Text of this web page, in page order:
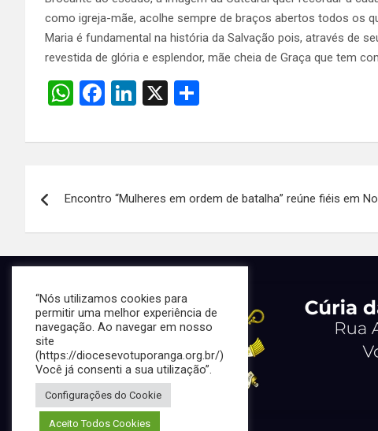
como igreja-mãe, acolhe sempre de braços abertos todos os
Maria é fundamental na história da Salvação pois, através de
revestida de glória e esplendor, mãe cheia de Graça que tem
W
at
A
F
ce
o
Li
ke
n
X
ar
de
Encontro “Mulheres em ordem de batalha” reúne fiéis em
“Nós utilizamos cookies para
permitir uma melhor experiência de
navegação. Ao navegar em nosso
site
(https://diocesevotuporanga.org.br/)
Você já consenti a sua utilização”.
Configurações do Cookie
Aceito Todos Cookies